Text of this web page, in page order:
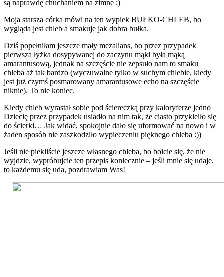
są naprawdę chuchaniem na zimne ;)
Moja starsza córka mówi na ten wypiek BUŁKO-CHLEB, bo
wygląda jest chleb a smakuje jak dobra bułka.
Dziś popełniłam jeszcze mały mezalians, bo przez przypadek
pierwsza łyżka dosypywanej do zaczynu mąki była mąką
amarantusową, jednak na szczęście nie zepsuło nam to smaku
chleba aż tak bardzo (wyczuwalne tylko w suchym chlebie, kiedy
jest już czymś posmarowany amarantusowe echo na szczęście
niknie). To nie koniec.
Kiedy chleb wyrastał sobie pod ściereczką przy kaloryferze jedno
Dziecię przez przypadek usiadło na nim tak, że ciasto przykleiło się
do ścierki… Jak widać, spokojnie dało się uformować na nowo i w
żaden sposób nie zaszkodziło wypieczeniu pięknego chleba :))
Jeśli nie piekliście jeszcze własnego chleba, bo boicie się, że nie
wyjdzie, wypróbujcie ten przepis koniecznie – jeśli mnie się udaje,
to każdemu się uda, pozdrawiam Was!